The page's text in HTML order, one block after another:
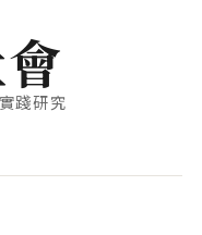
會
踐研究